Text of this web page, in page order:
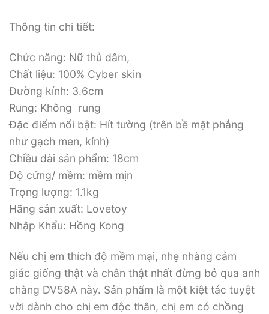
Thông tin chi tiết:
Chức năng: Nữ thủ dâm,
Chất liệu: 100% Cyber skin
Đường kính: 3.6cm
Rung: Không rung
Đặc điểm nổi bật: Hít tường (trên bề mặt phẳng
như gạch men, kính)
Chiều dài sản phẩm: 18cm
Độ cứng/ mềm: mềm mịn
Trọng lượng: 1.1kg
Hãng sản xuất: Lovetoy
Nhập Khẩu: Hồng Kong
Nếu chị em thích độ mềm mại, nhẹ nhàng cảm
giác giống thật và chân thật nhất đừng bỏ qua anh
chàng DV58A này. Sản phẩm là một kiệt tác tuyệt
vời dành cho chị em độc thân, chị em có chồng